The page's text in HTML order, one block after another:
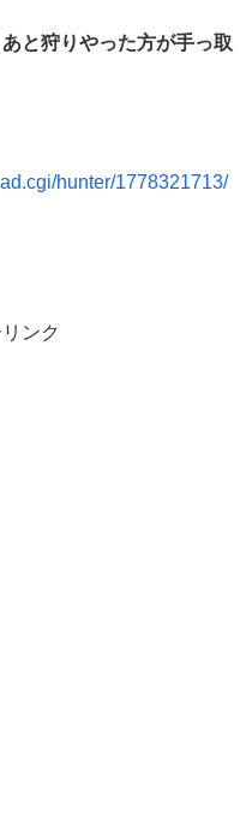
と狩りやった方が手っ取
hunter/1778321713/
ンク